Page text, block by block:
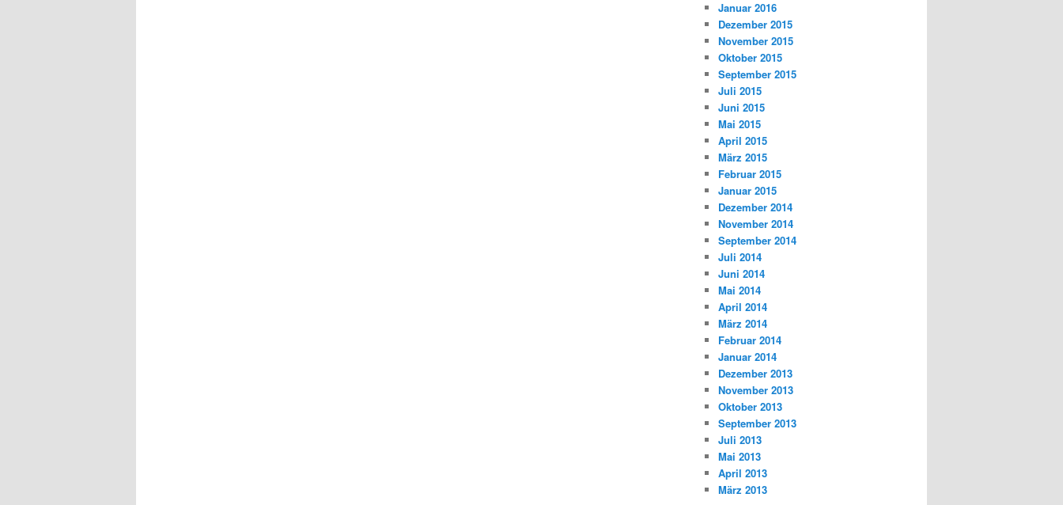
Januar 2016
Dezember 2015
November 2015
Oktober 2015
September 2015
Juli 2015
Juni 2015
Mai 2015
April 2015
März 2015
Februar 2015
Januar 2015
Dezember 2014
November 2014
September 2014
Juli 2014
Juni 2014
Mai 2014
April 2014
März 2014
Februar 2014
Januar 2014
Dezember 2013
November 2013
Oktober 2013
September 2013
Juli 2013
Mai 2013
April 2013
März 2013